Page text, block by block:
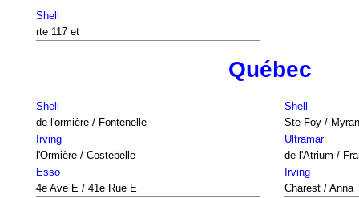
Shell
rte 117 et
Québec
Shell
de l'ormière / Fontenelle
Shell
Ste-Foy /
Irving
l'Ormière / Costebelle
Ultramar
de l'Atrium /
Esso
4e Ave E / 41e Rue E
Irving
Charest / Anna